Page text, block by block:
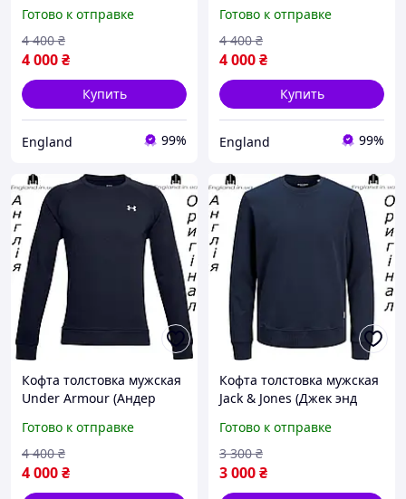
Англии
Готово к отправке
4 000₴
4 400 ₴
Купить
England 99%
Англии
Готово к отправке
4 000₴
4 400 ₴
Купить
England 99%
Кофта толстовка мужская
Under Armour (Андер
Англии
Готово к отправке
4 000₴
4 400 ₴
Кофта толстовка мужская
Jack & Jones (Джек энд
Готово к отправке
3 000₴
3 300 ₴